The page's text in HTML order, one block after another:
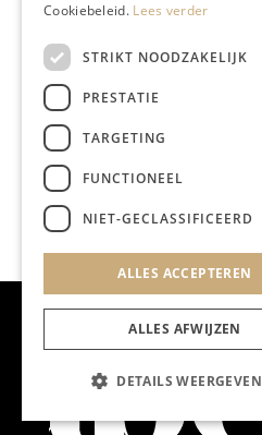
WML
Cookiebeleid. Lees verder
STRIKT NOODZAKELIJK
PRESTATIE
TARGETING
FUNCTIONEEL
NIET-GECLASSIFICEERD
ALLES ACCEPTEREN
ALLES AFWIJZEN
DETAILS WEERGEVEN